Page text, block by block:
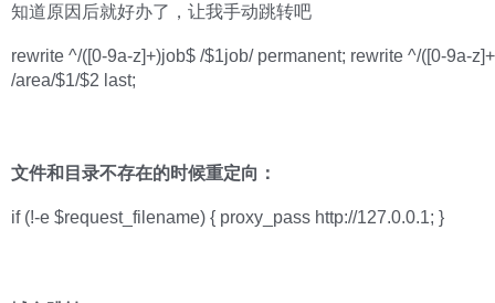
知道原因后就好办了，让我手动跳转吧
rewrite ^/([0-9a-z]+)job$ /$1job/ permanent; rewrite ^/([0-9a-
/area/$1/$2 last;
文件和目录不存在的时候重定向：
if (!-e $request_filename) { proxy_pass http://127.0.0.1; }